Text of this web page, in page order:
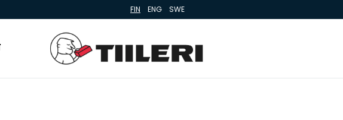
FIN ENG SWE